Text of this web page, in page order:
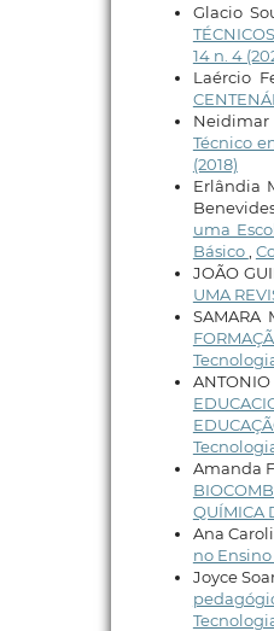
Glacio
14 n. 4
Laércio
Neidimar
Técnico
(2018)
Erlândia
uma
Básico
JOÃO
UMA
SAMARA
Amanda
QUÍMICA
Ana
no Ensino
Joyce